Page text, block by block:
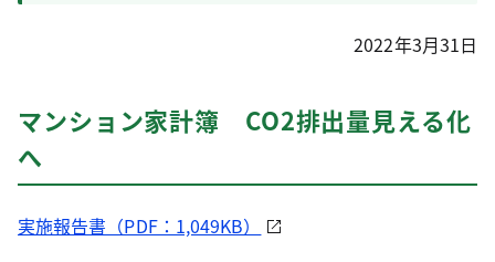
2022年3月31日
マンション家計簿 CO2排出量見える化
へ
実施報告書（PDF：1,049KB）